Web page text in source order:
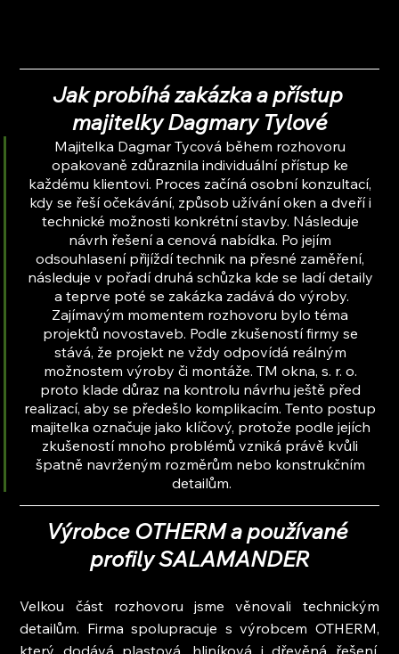
Jak probíhá zakázka a přístup
majitelky Dagmary Tylové
Majitelka Dagmar Tycová během rozhovoru
opakovaně zdůraznila individuální přístup ke
každému klientovi. Proces začíná osobní konzultací,
kdy se řeší očekávání, způsob užívání oken a dveří i
technické možnosti konkrétní stavby. Následuje
návrh řešení a cenová nabídka. Po jejím
odsouhlasení přijíždí technik na přesné zaměření,
následuje v pořadí druhá schůzka kde se ladí detaily
a teprve poté se zakázka zadává do výroby.
Zajímavým momentem rozhovoru bylo téma
projektů novostaveb. Podle zkušeností firmy se
stává, že projekt ne vždy odpovídá reálným
možnostem výroby či montáže. TM okna, s. r. o.
proto klade důraz na kontrolu návrhu ještě před
realizací, aby se předešlo komplikacím. Tento postup
majitelka označuje jako klíčový, protože podle jejích
zkušeností mnoho problémů vzniká právě kvůli
špatně navrženým rozměrům nebo konstrukčním
detailům.
Výrobce OTHERM a používané
profily SALAMANDER
Velkou část rozhovoru jsme věnovali technickým
detailům. Firma spolupracuje s výrobcem OTHERM,